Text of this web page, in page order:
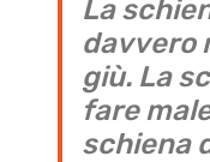
La
davvero
giù. La
fare
schiena